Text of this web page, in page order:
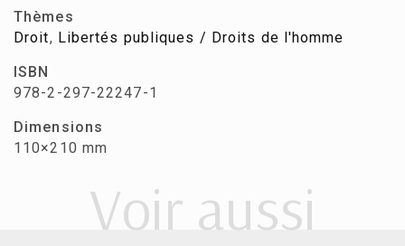
Thèmes
Droit, Libertés publiques / Droits de l'homme
ISBN
978-2-297-22247-1
Dimensions
110×210 mm
Voir aussi